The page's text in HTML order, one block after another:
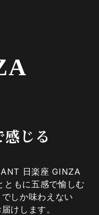
感じる
日楽座 GINZA
ともに五感で愉しむ
しか味わえない
けします。